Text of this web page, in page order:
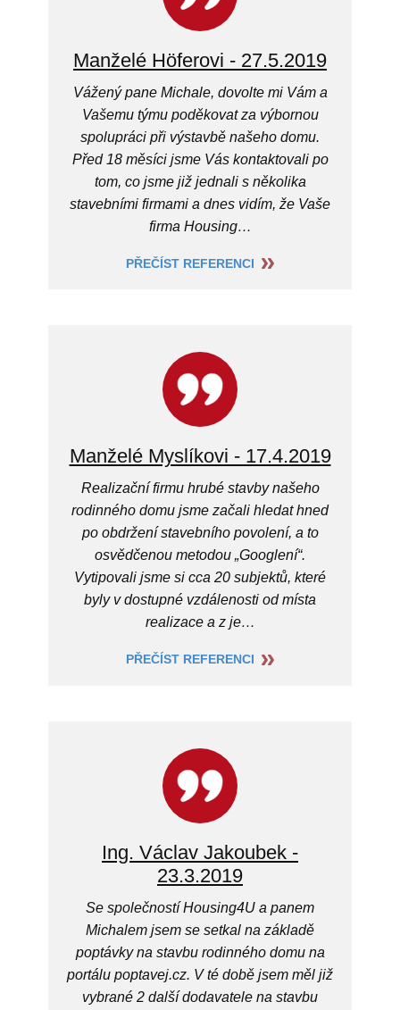
Manželé Höferovi - 27.5.2019
Vážený pane Michale, dovolte mi Vám a
Vašemu týmu poděkovat za výbornou
spolupráci při výstavbě našeho domu.
Před 18 měsíci jsme Vás kontaktovali po
tom, co jsme již jednali s několika
stavebními firmami a dnes vidím, že Vaše
firma Housing…
PŘEČÍST REFERENCI
Manželé Myslíkovi - 17.4.2019
Realizační firmu hrubé stavby našeho
rodinného domu jsme začali hledat hned
po obdržení stavebního povolení, a to
osvědčenou metodou „Googlení“.
Vytipovali jsme si cca 20 subjektů, které
byly v dostupné vzdálenosti od místa
realizace a z je…
PŘEČÍST REFERENCI
Ing. Václav Jakoubek -
23.3.2019
Se společností Housing4U a panem
Michalem jsem se setkal na základě
poptávky na stavbu rodinného domu na
portálu poptavej.cz. V té době jsem měl již
vybrané 2 další dodavatele na stavbu